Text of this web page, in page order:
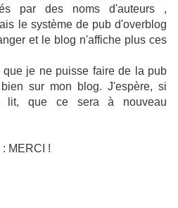
par des noms d'auteurs ,
le système de pub d'overblog
et le blog n'affiche plus ces
je ne puisse faire de la pub
sur mon blog. J'espère, si
lit, que ce sera à nouveau
MERCI !